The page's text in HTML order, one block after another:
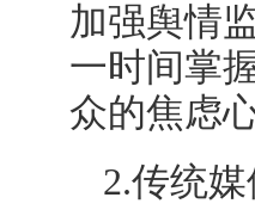
加强舆情
一时间掌
众的焦虑
2.传统